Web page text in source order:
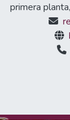
primera